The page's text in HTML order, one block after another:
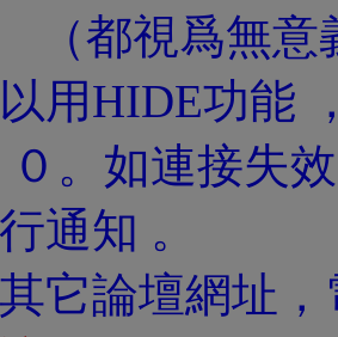
（都視爲無
用HIDE功能
。如連接失
通知 。
它論壇網址